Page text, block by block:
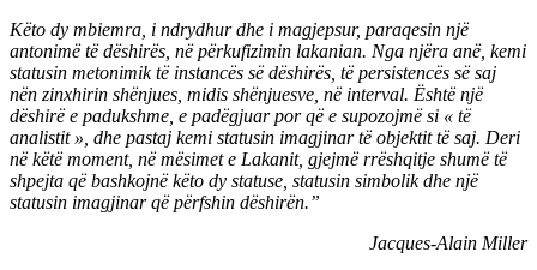
Këto dy mbiemra, i ndrydhur dhe i magjepsur, paraqesin një
antonimë të dëshirës, në përkufizimin lakanian. Nga njëra anë, kemi
statusin metonimik të instancës së dëshirës, të persistencës së saj
nën zinxhirin shënjues, midis shënjuesve, në interval. Është një
dëshirë e padukshme, e padëgjuar por që e supozojmë si « të
analistit », dhe pastaj kemi statusin imagjinar të objektit të saj. Deri
në këtë moment, në mësimet e Lakanit, gjejmë rrëshqitje shumë të
shpejta që bashkojnë këto dy statuse, statusin simbolik dhe një
statusin imagjinar që përfshin dëshirën.”
Jacques-Alain Miller